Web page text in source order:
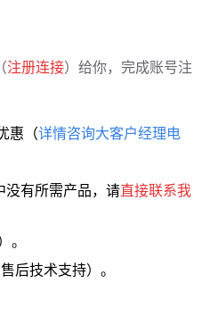
注册连接）给你，完成账号注
惠 （详情咨询大客户经理电
没有所需产品，请直接联系我
。
售后技术支持）。